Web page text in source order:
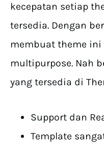
kecepatan setiap
tersedia. Dengan
membuat theme
multipurpose. Nah
yang tersedia di
Support dan
Template